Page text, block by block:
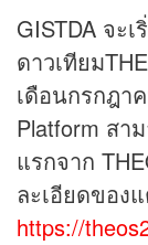
GISTDA จะ
ดาวเทียม
เดือนกรกฎา
Platform สา
แรกจาก
ละเอียดของ
https://